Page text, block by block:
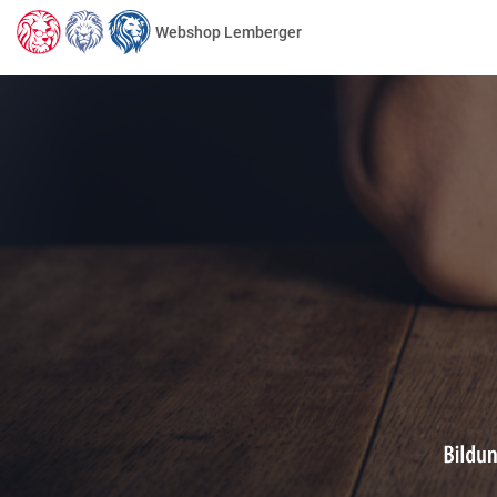
Webshop Lemberger